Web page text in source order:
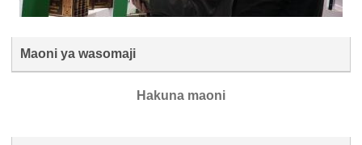
Maoni ya wasomaji
Hakuna maoni